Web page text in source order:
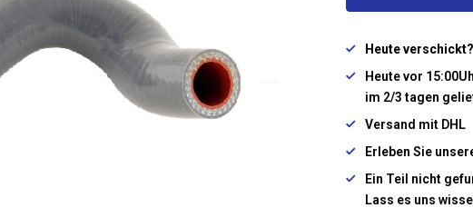
Heute
Heute vor
im 2/3 tagen
Versand mit DHL
Erleben Sie
Ein Teil nicht
Lass es uns